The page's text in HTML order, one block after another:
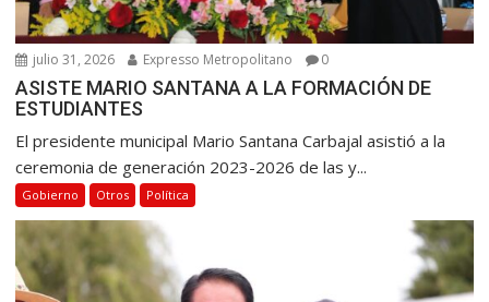
a
d
a
s
julio 31, 2026 Expresso Metropolitano 0
ASISTE MARIO SANTANA A LA FORMACIÓN DE
ESTUDIANTES
El presidente municipal Mario Santana Carbajal asistió a la
ceremonia de generación 2023-2026 de las y...
Gobierno Otros Política